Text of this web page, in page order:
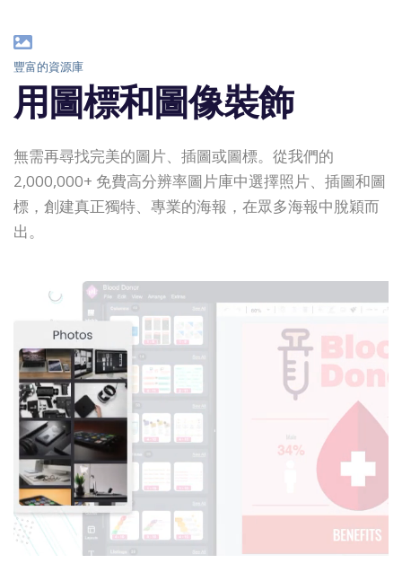
豐富的資源庫
用圖標和圖像裝飾
無需再尋找完美的圖片、插圖或圖標。從我們的
2,000,000+ 免費高分辨率圖片庫中選擇照片、插圖和圖
標，創建真正獨特、專業的海報，在眾多海報中脫穎而
出。